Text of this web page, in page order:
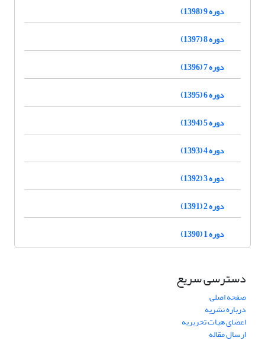
دوره 9 (1398)
دوره 8 (1397)
دوره 7 (1396)
دوره 6 (1395)
دوره 5 (1394)
دوره 4 (1393)
دوره 3 (1392)
دوره 2 (1391)
دوره 1 (1390)
دسترسی سریع
صفحه اصلی
درباره نشریه
اعضای هیات تحریریه
ارسال مقاله